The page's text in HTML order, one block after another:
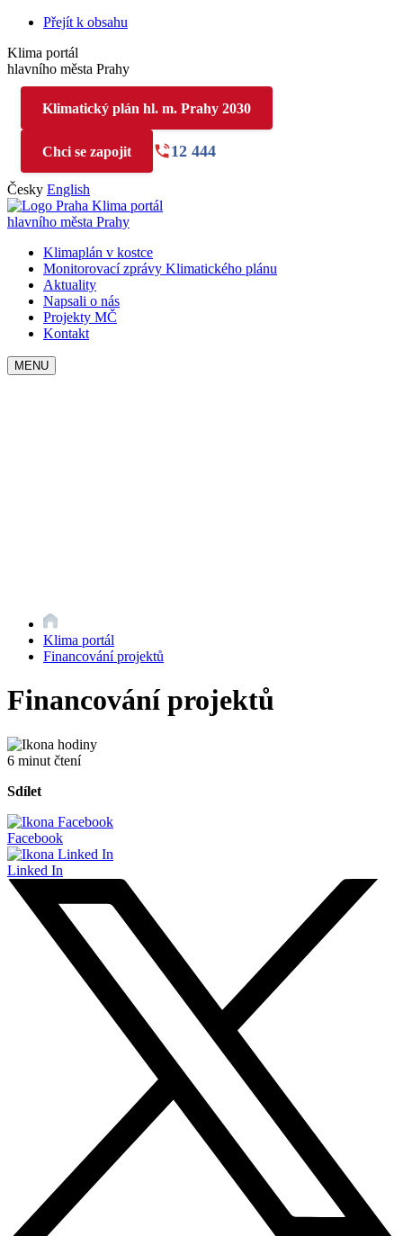
Přejít k obsahu
Klima portál
hlavního města Prahy
Klimatický plán hl. m. Prahy 2030
Chci se zapojit 12 444
Česky English
Klima portál
hlavního města Prahy
Klimaplán v kostce
Monitorovací zprávy Klimatického plánu
Aktuality
Napsali o nás
Projekty MČ
Kontakt
MENU
Klima portál
Financování projektů
Financování projektů
6 minut čtení
Sdílet
Facebook
Linked In